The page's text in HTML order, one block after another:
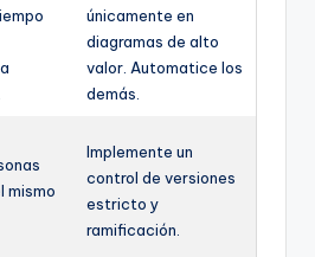
únicamente en
diagramas de alto
valor. Automatice los
demás.
mismo
Implemente un
control de versiones
estricto y
ramificación.